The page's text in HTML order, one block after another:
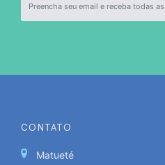
CONTATO
Matueté